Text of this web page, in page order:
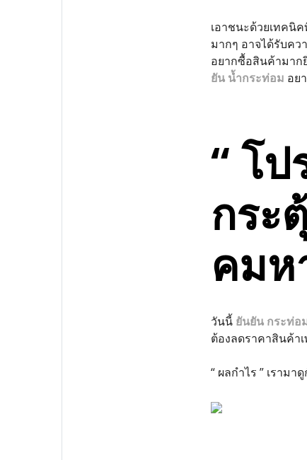
เอาชนะด้วยเทคนิ
มากๆ อาจได้รับค
อยากซื้อสินค้ามาก
ยัน น้ำกระท่อม อย
“ โ
กระ
คมห
วันนี้ ยันยัน กระท่อ
ต้องลดราคาสินค้า
“ ผลกำไร ” เราม